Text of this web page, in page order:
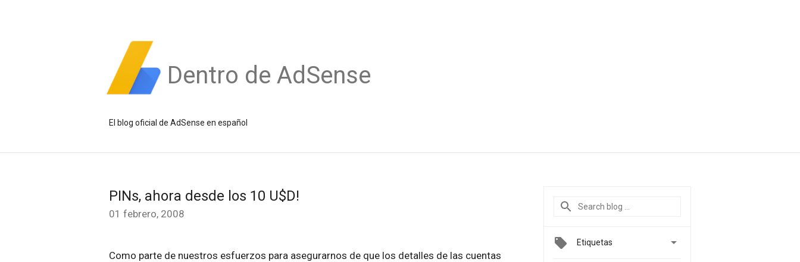
Dentro de AdSense
El blog oficial de AdSense en español
PINs, ahora desde los 10 U$D!
01 febrero, 2008
Como parte de nuestros esfuerzos para asegurarnos de que los detalles de las cuentas
Etiquetas 